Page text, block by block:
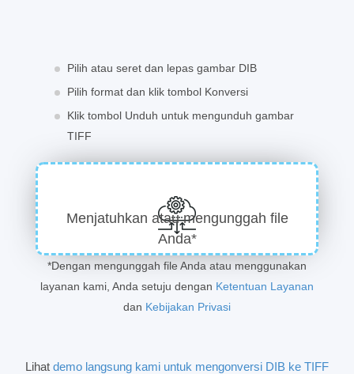
Pilih atau seret dan lepas gambar DIB
Pilih format dan klik tombol Konversi
Klik tombol Unduh untuk mengunduh gambar
TIFF
Menjatuhkan atau mengunggah file
Anda*
*Dengan mengunggah file Anda atau menggunakan
layanan kami, Anda setuju dengan Ketentuan Layanan
dan Kebijakan Privasi
Lihat demo langsung kami untuk mengonversi DIB ke TIFF